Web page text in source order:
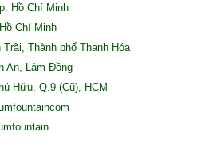
Hồ Chí Minh
Chí Minh
Thành phố Thanh Hóa
Lâm Đồng
Hữu, Q.9 (Cũ), HCM